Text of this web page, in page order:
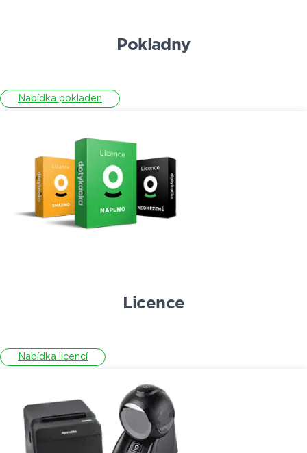
Pokladny
Nabídka pokladen
Licence
Nabídka licencí